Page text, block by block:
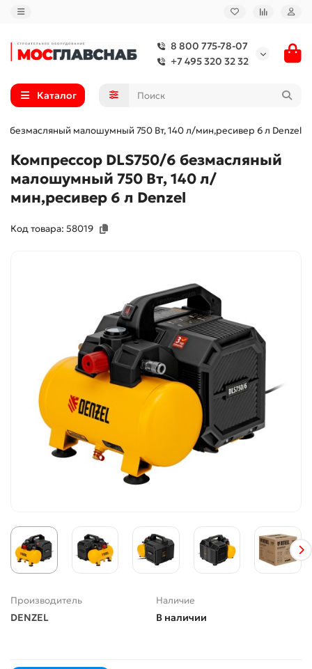
8 800 775-78-07
+7 495 320 32 32
Каталог
безмасляный малошумный 750 Вт, 140 л/мин,ресивер 6 л Denzel
Компрессор DLS750/6 безмасляный
малошумный 750 Вт, 140 л/
мин,ресивер 6 л Denzel
Код товара: 58019
Производитель
DENZEL
Наличие
В наличии